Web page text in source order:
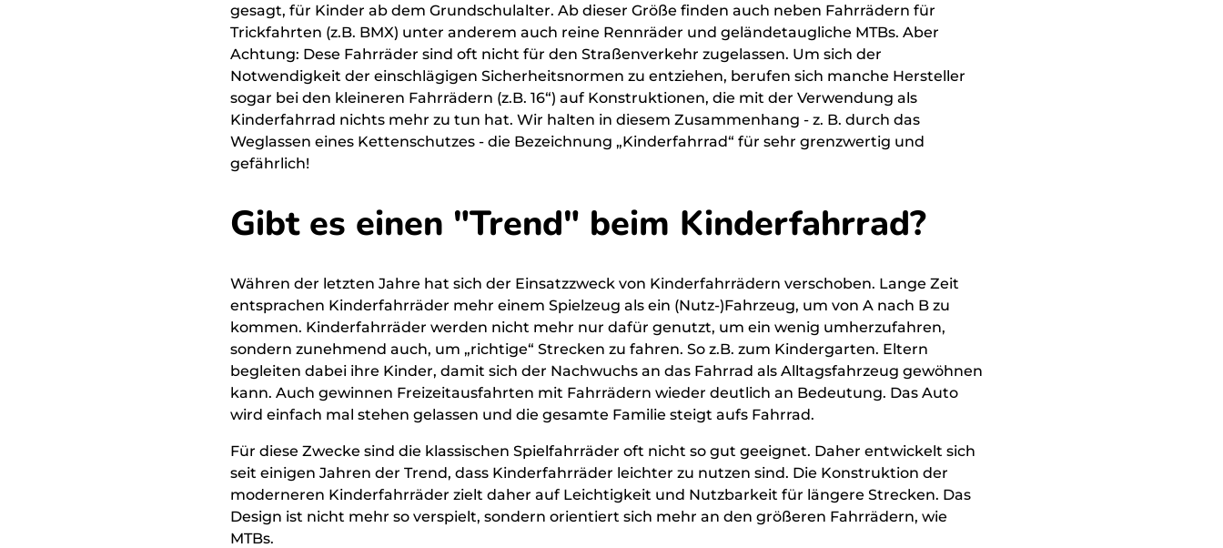
gesagt, für Kinder ab dem Grundschulalter. Ab dieser Größe finden auch neben Fahrrädern für
Trickfahrten (z.B. BMX) unter anderem auch reine Rennräder und geländetaugliche MTBs. Aber
Achtung: Dese Fahrräder sind oft nicht für den Straßenverkehr zugelassen. Um sich der
Notwendigkeit der einschlägigen Sicherheitsnormen zu entziehen, berufen sich manche Hersteller
sogar bei den kleineren Fahrrädern (z.B. 16“) auf Konstruktionen, die mit der Verwendung als
Kinderfahrrad nichts mehr zu tun hat. Wir halten in diesem Zusammenhang - z. B. durch das
Weglassen eines Kettenschutzes - die Bezeichnung „Kinderfahrrad“ für sehr grenzwertig und
gefährlich!
Gibt es einen "Trend" beim Kinderfahrrad?
Währen der letzten Jahre hat sich der Einsatzzweck von Kinderfahrrädern verschoben. Lange Zeit
entsprachen Kinderfahrräder mehr einem Spielzeug als ein (Nutz-)Fahrzeug, um von A nach B zu
kommen. Kinderfahrräder werden nicht mehr nur dafür genutzt, um ein wenig umherzufahren,
sondern zunehmend auch, um „richtige“ Strecken zu fahren. So z.B. zum Kindergarten. Eltern
begleiten dabei ihre Kinder, damit sich der Nachwuchs an das Fahrrad als Alltagsfahrzeug gewöhnen
kann. Auch gewinnen Freizeitausfahrten mit Fahrrädern wieder deutlich an Bedeutung. Das Auto
wird einfach mal stehen gelassen und die gesamte Familie steigt aufs Fahrrad.
Für diese Zwecke sind die klassischen Spielfahrräder oft nicht so gut geeignet. Daher entwickelt sich
seit einigen Jahren der Trend, dass Kinderfahrräder leichter zu nutzen sind. Die Konstruktion der
moderneren Kinderfahrräder zielt daher auf Leichtigkeit und Nutzbarkeit für längere Strecken. Das
Design ist nicht mehr so verspielt, sondern orientiert sich mehr an den größeren Fahrrädern, wie
MTBs.